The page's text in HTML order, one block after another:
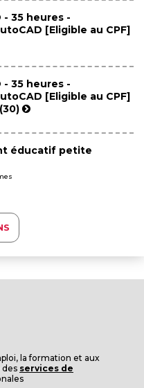
35 heures -
[Eligible au CPF]
35 heures -
[Eligible au CPF]
éducatif petite
la formation et aux
des services de